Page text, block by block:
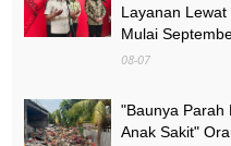
Layanan
Mulai
08-07
"Baunya Parah
Anak Sakit"